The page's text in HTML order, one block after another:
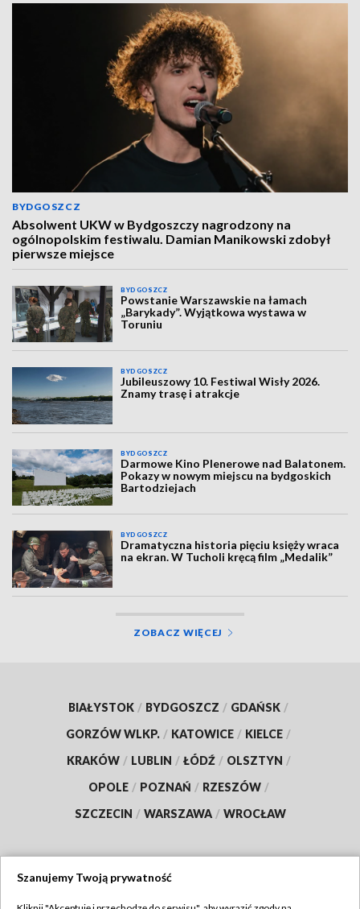
BYDGOSZCZ
Absolwent UKW w Bydgoszczy nagrodzony na
ogólnopolskim festiwalu. Damian Manikowski zdobył
pierwsze miejsce
BYDGOSZCZ
Powstanie Warszawskie na łamach
„Barykady”. Wyjątkowa wystawa w
Toruniu
BYDGOSZCZ
Jubileuszowy 10. Festiwal Wisły 2026.
Znamy trasę i atrakcje
BYDGOSZCZ
Darmowe Kino Plenerowe nad Balatonem.
Pokazy w nowym miejscu na bydgoskich
Bartodziejach
BYDGOSZCZ
Dramatyczna historia pięciu księży wraca
na ekran. W Tucholi kręcą film „Medalik”
ZOBACZ WIĘCEJ
BIAŁYSTOK / BYDGOSZCZ / GDAŃSK /
GORZÓW WLKP. / KATOWICE / KIELCE /
KRAKÓW / LUBLIN / ŁÓDŹ / OLSZTYN /
OPOLE / POZNAŃ / RZESZÓW /
SZCZECIN / WARSZAWA / WROCŁAW
Szanujemy Twoją prywatność